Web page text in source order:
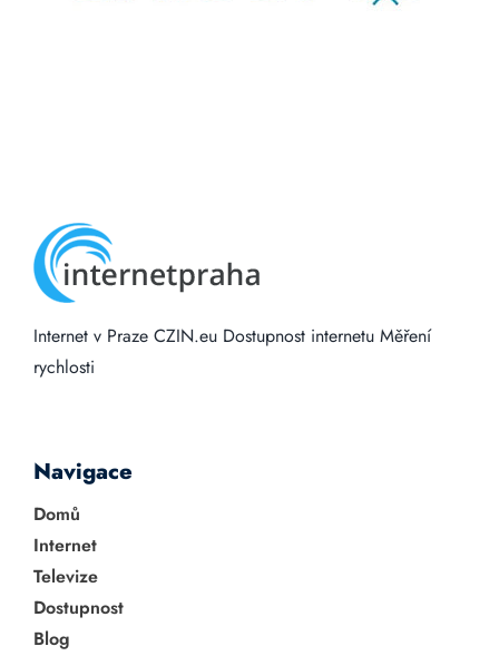
Internet v Praze CZIN.eu Dostupnost internetu Měření
rychlosti
Navigace
Domů
Internet
Televize
Dostupnost
Blog